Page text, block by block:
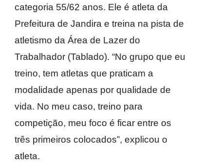
categoria 55/62 anos. Ele é atleta da
Prefeitura de Jandira e treina na pista de
atletismo da Área de Lazer do
Trabalhador (Tablado). “No grupo que eu
treino, tem atletas que praticam a
modalidade apenas por qualidade de
vida. No meu caso, treino para
competição, meu foco é ficar entre os
três primeiros colocados”, explicou o
atleta.